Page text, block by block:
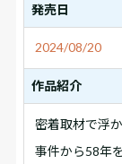
発売日
2024/08/20
作品紹介
密着取材で浮
事件から58年